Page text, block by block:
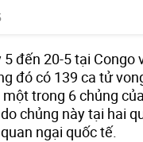
đến 20-5 tại
đó có 139 ca tử
trong 6 chủng
chủng này tại hai
ngại quốc tế.